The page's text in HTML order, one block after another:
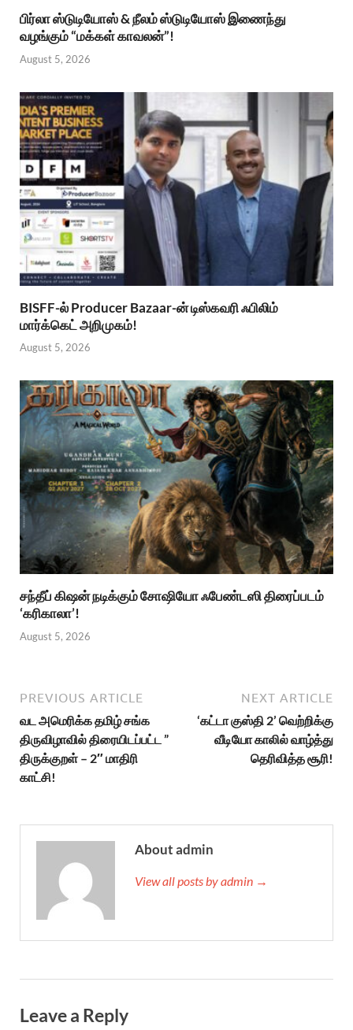
பிர்லா ஸ்டுடியோஸ் & நீலம் ஸ்டுடியோஸ் இணைந்து
வழங்கும் “மக்கள் காவலன்”!
August 5, 2026
BISFF-ல் Producer Bazaar-ன் டிஸ்கவரி ஃபிலிம்
மார்க்கெட் அறிமுகம்!
August 5, 2026
சந்தீப் கிஷன் நடிக்கும் சோஷியோ ஃபேண்டஸி திரைப்படம்
‘கரிகாலா’!
August 5, 2026
PREVIOUS ARTICLE
வட அமெரிக்க தமிழ் சங்க
திருவிழாவில் திரையிடப்பட்ட ”
திருக்குறள் – 2″ மாதிரி
காட்சி!
NEXT ARTICLE
‘கட்டா குஸ்தி 2’ வெற்றிக்கு
வீடியோ காலில் வாழ்த்து
தெரிவித்த சூரி!
About admin
View all posts by admin →
Leave a Reply